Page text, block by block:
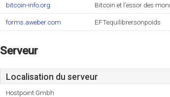
bitcoin-info.org Bitcoin et l’essor des
forms.aweber.com EFTequilibrersonpoids
Serveur
Localisation du serveur
Hostpoint Gmbh